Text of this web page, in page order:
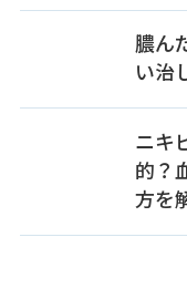
膿ん
い治
ニキ
的？
方を